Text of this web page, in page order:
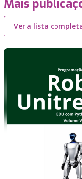
Mais
Ver a lista